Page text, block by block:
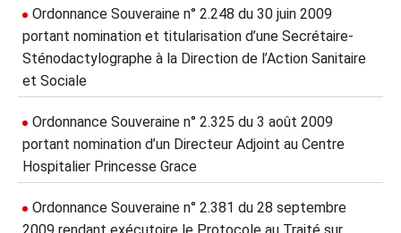
Ordonnance Souveraine n° 2.248 du 30 juin 2009
portant nomination et titularisation d’une Secrétaire-
Sténodactylographe à la Direction de l’Action Sanitaire
et Sociale
Ordonnance Souveraine n° 2.325 du 3 août 2009
portant nomination d’un Directeur Adjoint au Centre
Hospitalier Princesse Grace
Ordonnance Souveraine n° 2.381 du 28 septembre